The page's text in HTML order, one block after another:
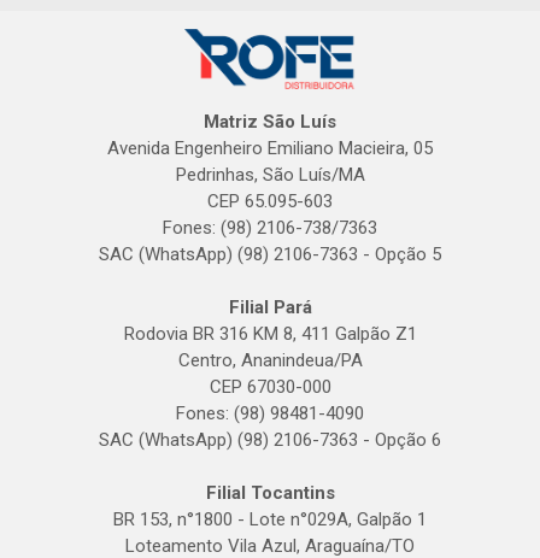
Matriz São Luís
Avenida Engenheiro Emiliano Macieira, 05
Pedrinhas, São Luís/MA
CEP 65.095-603
Fones: (98) 2106-738/7363
SAC (WhatsApp) (98) 2106-7363 - Opção 5
Filial Pará
Rodovia BR 316 KM 8, 411 Galpão Z1
Centro, Ananindeua/PA
CEP 67030-000
Fones: (98) 98481-4090
SAC (WhatsApp) (98) 2106-7363 - Opção 6
Filial Tocantins
BR 153, n°1800 - Lote n°029A, Galpão 1
Loteamento Vila Azul, Araguaína/TO